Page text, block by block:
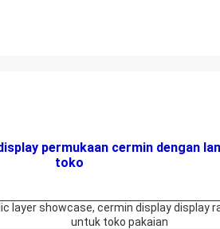
permukaan cermin dengan
toko
layer showcase, cermin display display
untuk toko pakaian